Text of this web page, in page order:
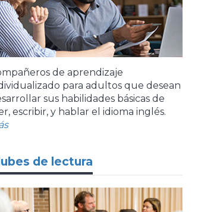
de aprendizaje
para adultos que desean
sus habilidades básicas de
escribir, y hablar el idioma inglés.
de lectura